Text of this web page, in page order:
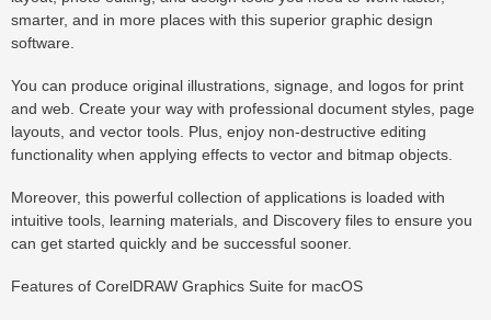
smarter, and in more places with this superior graphic design
software.
You can produce original illustrations, signage, and logos for print
and web. Create your way with professional document styles, page
layouts, and vector tools. Plus, enjoy non-destructive editing
functionality when applying effects to vector and bitmap objects.
Moreover, this powerful collection of applications is loaded with
intuitive tools, learning materials, and Discovery files to ensure you
can get started quickly and be successful sooner.
Features of CorelDRAW Graphics Suite for macOS